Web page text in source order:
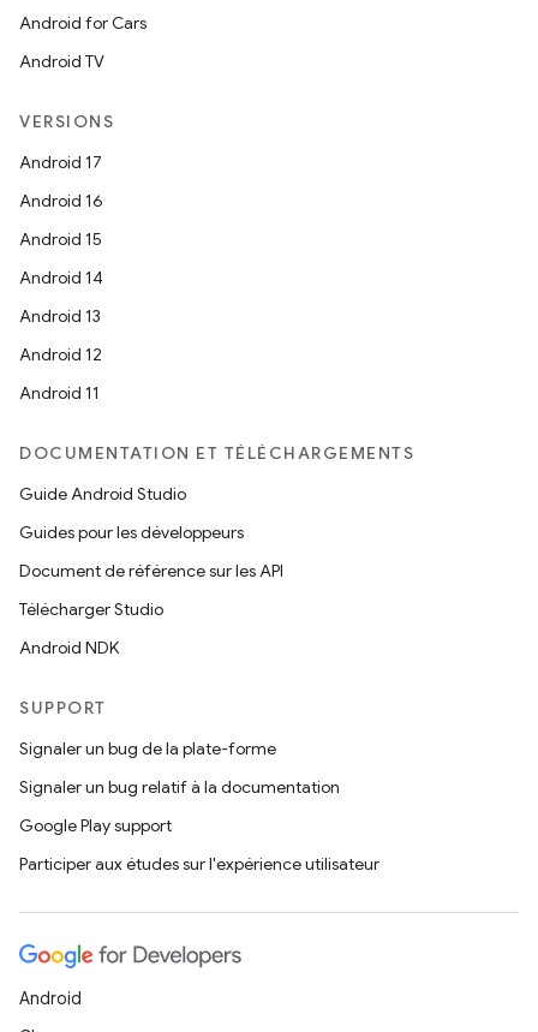
Android for Cars
Android TV
VERSIONS
Android 17
Android 16
Android 15
Android 14
Android 13
Android 12
Android 11
DOCUMENTATION ET TÉLÉCHARGEMENTS
Guide Android Studio
Guides pour les développeurs
Document de référence sur les API
Télécharger Studio
Android NDK
SUPPORT
Signaler un bug de la plate-forme
Signaler un bug relatif à la documentation
Google Play support
Participer aux études sur l'expérience utilisateur
Android